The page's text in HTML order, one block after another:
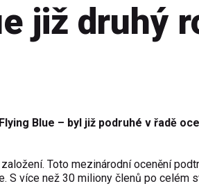
již druhý
Blue – byl již podruhé v řadě
Toto mezinárodní ocenění
S více než 30 miliony členů po celém